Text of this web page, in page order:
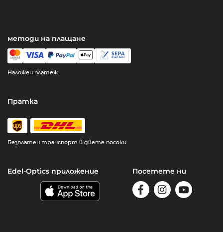
методи на плащане
Наложен платеж
Пратка
Безплатен транспорт в двете посоки
Edel-Optics приложение Посетете ни